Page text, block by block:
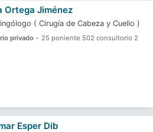
Ortega Jiménez
( Cirugía de Cabeza y Cuello )
privado - 25 poniente 502 consultorio 2
Esper Dib